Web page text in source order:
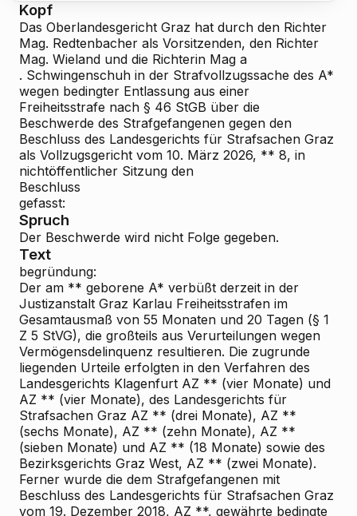
Kopf
Das Oberlandesgericht Graz hat durch den Richter
Mag. Redtenbacher als Vorsitzenden, den Richter
Mag. Wieland und die Richterin Mag a
. Schwingenschuh in der Strafvollzugssache des A*
wegen bedingter Entlassung aus einer
Freiheitsstrafe nach § 46 StGB über die
Beschwerde des Strafgefangenen gegen den
Beschluss des Landesgerichts für Strafsachen Graz
als Vollzugsgericht vom 10. März 2026, ** 8, in
nichtöffentlicher Sitzung den
Beschluss
gefasst:
Spruch
Der Beschwerde wird nicht Folge gegeben.
Text
begründung:
Der am ** geborene A* verbüßt derzeit in der
Justizanstalt Graz Karlau Freiheitsstrafen im
Gesamtausmaß von 55 Monaten und 20 Tagen (§ 1
Z 5 StVG), die großteils aus Verurteilungen wegen
Vermögensdelinquenz resultieren. Die zugrunde
liegenden Urteile erfolgten in den Verfahren des
Landesgerichts Klagenfurt AZ ** (vier Monate) und
AZ ** (vier Monate), des Landesgerichts für
Strafsachen Graz AZ ** (drei Monate), AZ **
(sechs Monate), AZ ** (zehn Monate), AZ **
(sieben Monate) und AZ ** (18 Monate) sowie des
Bezirksgerichts Graz West, AZ ** (zwei Monate).
Ferner wurde die dem Strafgefangenen mit
Beschluss des Landesgerichts für Strafsachen Graz
vom 19. Dezember 2018, AZ **, gewährte bedingte